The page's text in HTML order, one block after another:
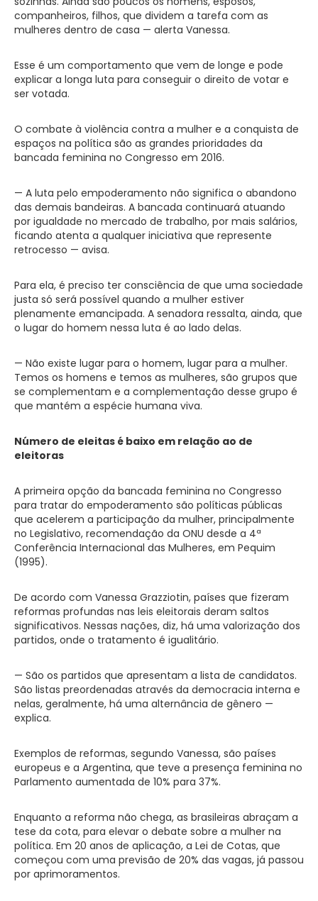
companheiros, filhos, que dividem a tarefa com as
mulheres dentro de casa — alerta Vanessa.
Esse é um comportamento que vem de longe e pode
explicar a longa luta para conseguir o direito de votar e
ser votada.
O combate à violência contra a mulher e a conquista de
espaços na política são as grandes prioridades da
bancada feminina no Congresso em 2016.
— A luta pelo empoderamento não significa o abandono
das demais bandeiras. A bancada continuará atuando
por igualdade no mercado de trabalho, por mais salários,
ficando atenta a qualquer iniciativa que represente
retrocesso — avisa.
Para ela, é preciso ter consciência de que uma sociedade
justa só será possível quando a mulher estiver
plenamente emancipada. A senadora ressalta, ainda, que
o lugar do homem nessa luta é ao lado delas.
— Não existe lugar para o homem, lugar para a mulher.
Temos os homens e temos as mulheres, são grupos que
se complementam e a complementação desse grupo é
que mantém a espécie humana viva.
Número de eleitas é baixo em relação ao de
eleitoras
A primeira opção da bancada feminina no Congresso
para tratar do empoderamento são políticas públicas
que acelerem a participação da mulher, principalmente
no Legislativo, recomendação da ONU desde a 4ª
Conferência Internacional das Mulheres, em Pequim
(1995).
De acordo com Vanessa Grazziotin, países que fizeram
reformas profundas nas leis eleitorais deram saltos
significativos. Nessas nações, diz, há uma valorização dos
partidos, onde o tratamento é igualitário.
— São os partidos que apresentam a lista de candidatos.
São listas preordenadas através da democracia interna e
nelas, geralmente, há uma alternância de gênero —
explica.
Exemplos de reformas, segundo Vanessa, são países
europeus e a Argentina, que teve a presença feminina no
Parlamento aumentada de 10% para 37%.
Enquanto a reforma não chega, as brasileiras abraçam a
tese da cota, para elevar o debate sobre a mulher na
política. Em 20 anos de aplicação, a Lei de Cotas, que
começou com uma previsão de 20% das vagas, já passou
por aprimoramentos.